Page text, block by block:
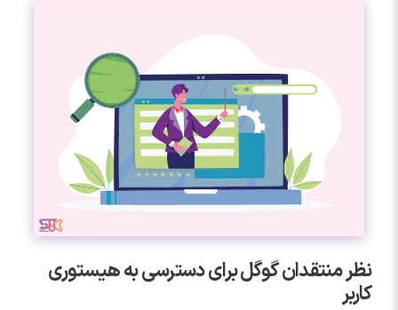
نظر منتقدان گوگل برای دسترسی به هیستوری
کاربر